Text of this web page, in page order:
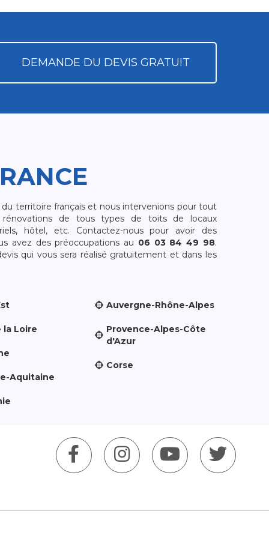
DEMANDE DU DEVIS GRATUIT
territoire français et nous intervenions pour tout
de tous types de toits de locaux
hôtel, etc. Contactez-nous pour avoir des
avez des préoccupations au 06 03 84 49 98.
qui vous sera réalisé gratuitement et dans les
la Loire
Aquitaine
Auvergne-Rhône-Alpes
Provence-Alpes-Côte
d'Azur
Corse